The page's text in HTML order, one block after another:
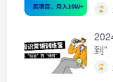
到”